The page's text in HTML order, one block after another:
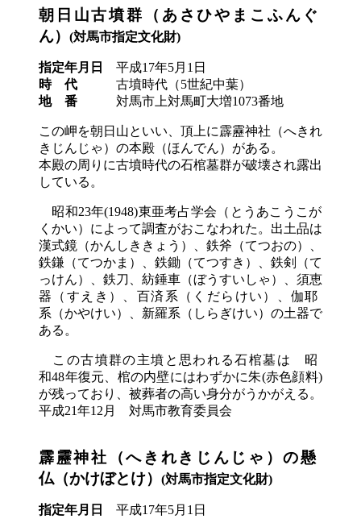
朝日山古墳群
（あさひやまこふんぐ
ん）
(対馬市指定文化財)
指定年月日 平成17年5月 1 日
時
代 古墳時代 （5世紀中葉）
地
番 対馬市上対馬町大増1073番地
この岬を朝日山といい、頂上に霹靂神社 （へきれ
きじんじゃ） の本殿 （ほんでん） がある。
本殿の周りに古墳時代の石棺墓群が破壊され露出
している。
昭和23年(1948)東亜考占学会 （とうあこうこが
くかい） によって調査がおこなわれた。出土品は
漢式鏡 （かんしききょう） 、鉄斧 （てつおの）
鉄鎌 （てつかま） 、鉄鋤 （てつすき） 、鉄剣
（て
っけん）
、鉄刀、紡錘車 （ぼうすいしゃ）
、須恵
器
（すえき） 、百済系 （くだらけい）
、伽耶
系 （かやけい） 、新羅系 （しらぎけい） の土器で
ある。
この古墳群の主墳と思われる石棺墓は
昭
和48年復元、棺の内壁にはわずかに朱(赤色顔料)
が残っており、被葬者の高い身分がうかがえる。
平成21年12 月 対馬市教育委員会
霹靂神社 （へきれきじんじゃ）の懸
仏（かけぼとけ） (対馬市指定文化財)
指定年月日 平成17年5月 1 日